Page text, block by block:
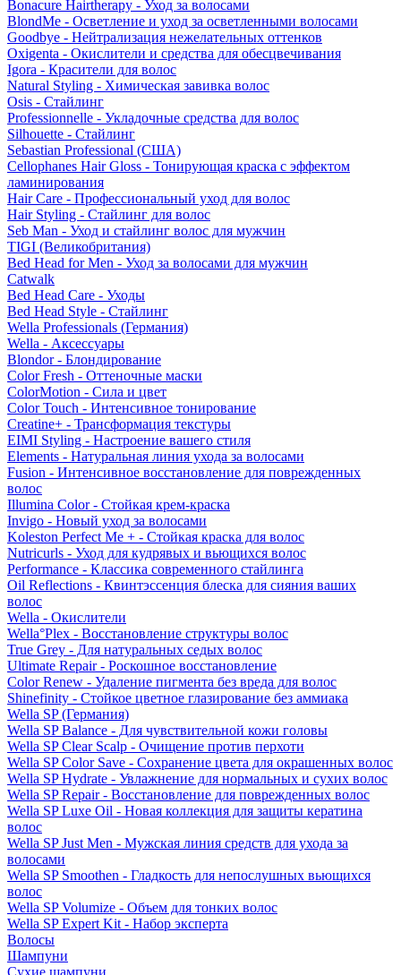
Bonacure Hairtherapy - Уход за волосами
BlondMe - Осветление и уход за осветленными волосами
Goodbye - Нейтрализация нежелательных оттенков
Oxigenta - Окислители и средства для обесцвечивания
Igora - Красители для волос
Natural Styling - Химическая завивка волос
Osis - Стайлинг
Professionnelle - Укладочные средства для волос
Silhouette - Стайлинг
Sebastian Professional (США)
Cellophanes Hair Gloss - Тонирующая краска с эффектом
ламинирования
Hair Care - Профессиональный уход для волос
Hair Styling - Стайлинг для волос
Seb Man - Уход и стайлинг волос для мужчин
TIGI (Великобритания)
Bed Head for Men - Уход за волосами для мужчин
Catwalk
Bed Head Care - Уходы
Bed Head Style - Стайлинг
Wella Professionals (Германия)
Wella - Аксессуары
Blondor - Блондирование
Color Fresh - Оттеночные маски
ColorMotion - Сила и цвет
Color Touch - Интенсивное тонирование
Creatine+ - Трансформация текстуры
EIMI Styling - Настроение вашего стиля
Elements - Натуральная линия ухода за волосами
Fusion - Интенсивное восстановление для поврежденных
волос
Illumina Color - Стойкая крем-краска
Invigo - Новый уход за волосами
Koleston Perfect Me + - Стойкая краска для волос
Nutricurls - Уход для кудрявых и вьющихся волос
Performance - Классика современного стайлинга
Oil Reflections - Квинтэссенция блеска для сияния ваших
волос
Wella - Окислители
Wella°Plex - Восстановление структуры волос
True Grey - Для натуральных седых волос
Ultimate Repair - Роскошное восстановление
Color Renew - Удаление пигмента без вреда для волос
Shinefinity - Стойкое цветное глазирование без аммиака
Wella SP (Германия)
Wella SP Balance - Для чувствительной кожи головы
Wella SP Clear Scalp - Очищение против перхоти
Wella SP Color Save - Сохранение цвета для окрашенных волос
Wella SP Hydrate - Увлажнение для нормальных и сухих волос
Wella SP Repair - Восстановление для поврежденных волос
Wella SP Luxe Oil - Новая коллекция для защиты кератина
волос
Wella SP Just Men - Мужская линия средств для ухода за
волосами
Wella SP Smoothen - Гладкость для непослушных вьющихся
волос
Wella SP Volumize - Объем для тонких волос
Wella SP Expert Kit - Набор эксперта
Волосы
Шампуни
Сухие шампуни